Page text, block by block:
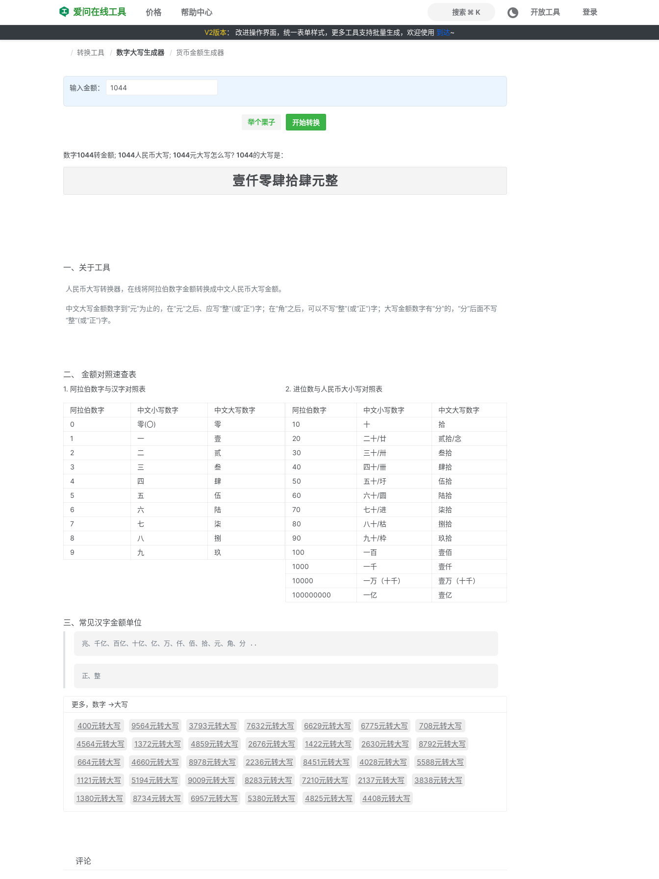
爱问在线工具 价格 帮助中心 搜索 ⌘ K 开放工具 登录
V2版本： 改进操作界面，统一表单样式，更多工具支持批量生成，欢迎使用 到达~
转换工具 数字大写生成器 货币金额生成器
输入金额：
举个栗子 开始转换
数字1044转金额; 1044人民币大写; 1044元大写怎么写? 1044的大写是：
壹仟零肆拾肆元整
一、关于工具
人民币大写转换器，在线将阿拉伯数字金额转换成中文人民币大写金额。
中文大写金额数字到“元”为止的，在“元”之后、应写“整”(或“正”)字；在“角”之后，可以不写“整”(或“正”)字；大写金额数字有“分”的，“分”后面不写
“整”(或“正”)字。
二、 金额对照速查表
1. 阿拉伯数字与汉字对照表
阿拉伯数字 中文小写数字
中文大写数字
0
零(〇)
零
1
一
壹
2
二
贰
3
三
叁
4
四
肆
5
五
伍
6
六
陆
7
七
柒
8
八
捌
9
九 玖
2. 进位数与人民币大小写对照表
阿拉伯数字 中文小写数字
中文大写数字
10
十
拾
20
二十/廿
贰拾/念
30
三十/卅
叁拾
40
四十/卌
肆拾
50
五十/圩
伍拾
60
六十/圆
陆拾
70
七十/进
柒拾
80
八十/枯
捌拾
90
九十/枠
玖拾
100
一百
壹佰
1000
一千
壹仟
10000
一万（十千）
壹万（十千）
100000000
一亿 壹亿
三、常见汉字金额单位
兆、千亿、百亿、十亿、亿、万、仟、佰、拾、元、角、分 ..
正、整
更多，数字 ->大写
400元转大写 9564元转大写 3793元转大写 7632元转大写 6629元转大写 6775元转大写
708元转大写
4564元转大写
1372元转大写 4859元转大写 2676元转大写 1422元转大写 2630元转大写
8792元转大写
664元转大写
4660元转大写 8978元转大写 2236元转大写 8451元转大写 4028元转大写
5588元转大写
1121元转大写
5194元转大写 9009元转大写 8283元转大写 7210元转大写 2137元转大写
3838元转大写
1380元转大写
8734元转大写 6957元转大写 5380元转大写 4825元转大写 4408元转大写
评论